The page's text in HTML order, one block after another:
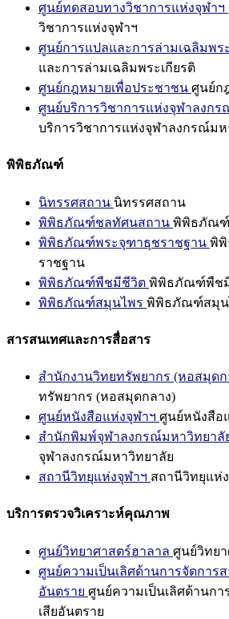
ศูนย์ทดสอบทางวิชาการแห่งจุฬาฯ
วิชาการแห่งจุฬาฯ
ศูนย์การแปลและการล่ามเฉลิมพร
และการล่ามเฉลิมพระเกียรติ
ศูนย์กฎหมายเพื่อประชาชน ศูนย์ก
ศูนย์บริการวิชาการแห่งจุฬาลงก
บริการวิชาการแห่งจุฬาลงกรณ์มห
พิพิธภัณฑ์
นิทรรศสถาน นิทรรศสถาน
พิพิธภัณฑ์ชลทัศนสถาน พิพิธภัณฑ์
พิพิธภัณฑ์พระจุฑาธุชราชฐาน พิ
ราชฐาน
พิพิธภัณฑ์พืชมีชีวิต พิพิธภัณฑ์พืช
พิพิธภัณฑ์สมุนไพร พิพิธภัณฑ์สมุน
สารสนเทศและการสื่อสาร
สำนักงานวิทยทรัพยากร (หอสมุดก
ทรัพยากร (หอสมุดกลาง)
ศูนย์หนังสือแห่งจุฬาฯ ศูนย์หนังสือ
สำนักพิมพ์จุฬาลงกรณ์มหาวิทยาลั
จุฬาลงกรณ์มหาวิทยาลัย
สถานีวิทยุแห่งจุฬาฯ สถานีวิทยุแห่
บริการตรวจวิเคราะห์คุณภาพ
ศูนย์วิทยาศาสตร์ฮาลาล ศูนย์วิทย
ศูนย์ความเป็นเลิศด้านการจัดการส
อันตราย ศูนย์ความเป็นเลิศด้านกา
เสียอันตราย